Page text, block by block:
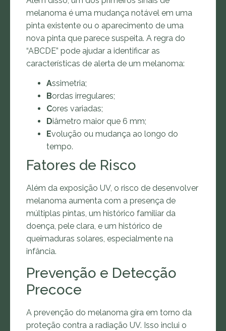
melanoma é uma mudança notável em uma
pinta existente ou o aparecimento de uma
nova pinta que parece suspeita. A regra do
“ABCDE” pode ajudar a identificar as
características de alerta de um melanoma:
Assimetria;
Bordas irregulares;
Cores variadas;
Diâmetro maior que 6 mm;
Evolução ou mudança ao longo do
tempo.
Fatores de Risco
Além da exposição UV, o risco de desenvolver
melanoma aumenta com a presença de
múltiplas pintas, um histórico familiar da
doença, pele clara, e um histórico de
queimaduras solares, especialmente na
infância.
Prevenção e Detecção
Precoce
A prevenção do melanoma gira em torno da
proteção contra a radiação UV. Isso inclui o